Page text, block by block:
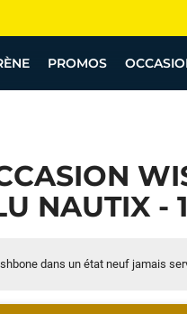
wingfoil, etc...
? On s’aligne !
PROMOS
NAUTIX -
dans un état neuf jamais